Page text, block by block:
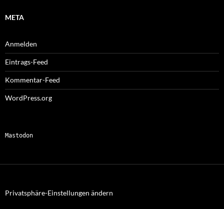
META
Anmelden
Eintrags-Feed
Kommentar-Feed
WordPress.org
Mastodon
Privatsphäre-Einstellungen ändern